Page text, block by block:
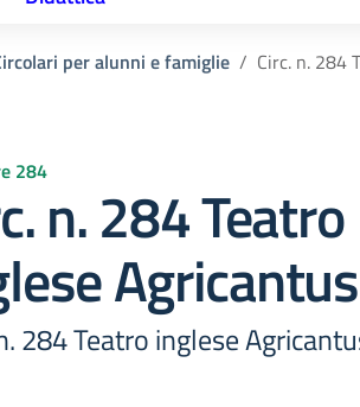
per alunni e famiglie Circ. n. 284
284
n. 284 Teatro
Agricantus
284 Teatro inglese